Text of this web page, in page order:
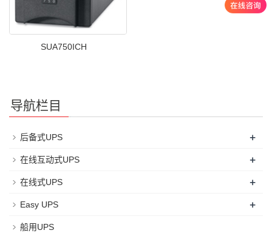
SUA750ICH
导航栏目
后备式UPS +
在线互动式UPS +
在线式UPS +
Easy UPS +
船用UPS